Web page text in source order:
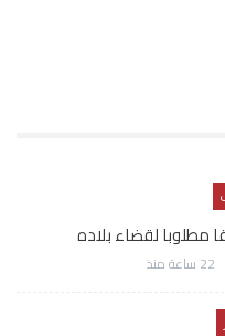
مطلوبا لقضاء بلاده
22 ساعة منذ